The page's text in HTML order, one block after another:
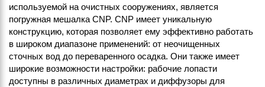
используемой на очистных сооружениях, является
погружная мешалка CNP. CNP имеет уникальную
конструкцию, которая позволяет ему эффективно работать
в широком диапазоне применений: от неочищенных
сточных вод до переваренного осадка. Они также имеет
широкие возможности настройки: рабочие лопасти
доступны в различных диаметрах и диффузоры для